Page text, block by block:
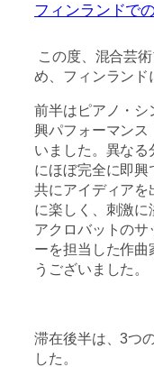
フィンランドで
この度、混合芸
め、フィンランド
前半はピアノ・シ
興パフォーマンス
いました。異な
にほぼ完全に即興
共にアイディアを
に楽しく、刺激に
アクロバットの
ーを担当した作曲
うございました。
滞在後半は、3つ
した。